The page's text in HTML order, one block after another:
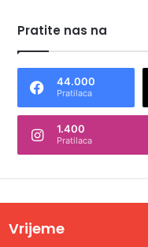
Pratite nas na
44.000
Pratilaca
1.400
Pratilaca
Vrijeme